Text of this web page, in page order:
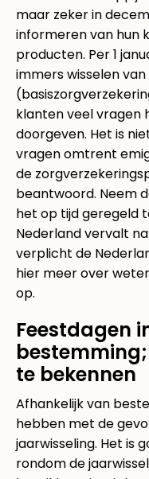
maar zeker in
informeren van hun
producten. Per 1
immers wisselen
klanten veel vragen
doorgeven. Het is
vragen omtrent
de
beantwoord. Neem
het op tijd geregeld
Nederland vervalt
verplicht de
hier meer over
op.
Feestdagen
te bekennen
Afhankelijk van
hebben met de
jaarwisseling. Het is
rondom de